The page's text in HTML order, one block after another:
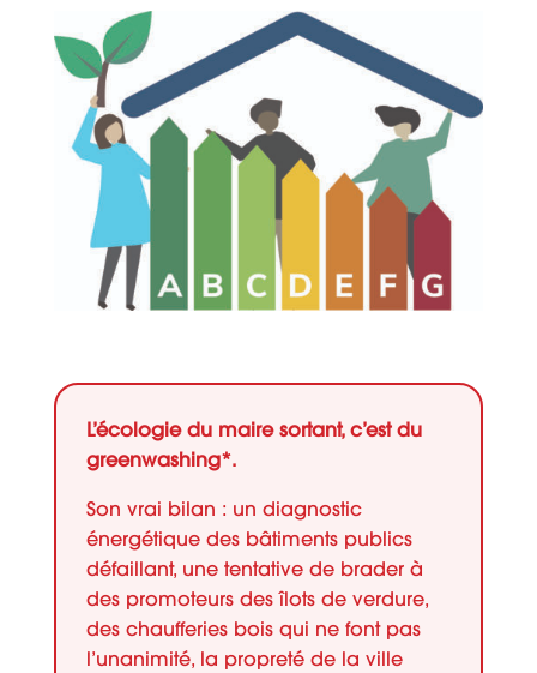
L’écologie du maire sortant, c’est du
greenwashing*.
Son vrai bilan : un diagnostic
énergétique des bâtiments publics
défaillant, une tentative de brader à
des promoteurs des îlots de verdure,
des chaufferies bois qui ne font pas
l’unanimité, la propreté de la ville